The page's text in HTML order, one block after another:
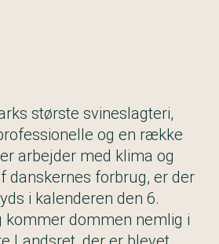
største svineslagteri,
og en række
arbejder med klima og
danskernes forbrug, er der
i kalenderen den 6.
kommer dommen nemlig i